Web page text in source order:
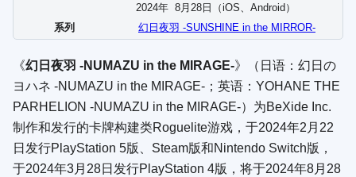
2024年 8月 28 日（iOS、Android）
系列
幻日夜羽 -SUNSHINE in the MIRROR-
《幻日夜羽 -NUMAZU in the MIRAGE-》（日语： 幻日の
ヨハネ -NUMAZU in the MIRAGE- ；英语： YOHANE THE
PARHELION -NUMAZU in the MIRAGE-）为BeXide Inc.
制作和发行的卡牌构建类Roguelite游戏，于2024年2月22
日发行PlayStation 5版、Steam版和Nintendo Switch版，
于2024年3月28日发行PlayStation 4版，将于2024年8月28